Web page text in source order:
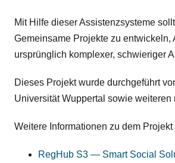
Mit Hilfe dieser Assistenzsysteme
Gemeinsame Projekte zu
ursprünglich komplexer, schwieriger
Dieses Projekt wurde durchgeführt
Universität Wuppertal sowie weiteren
Weitere Informationen zu dem
RegHub S3 — Smart Social